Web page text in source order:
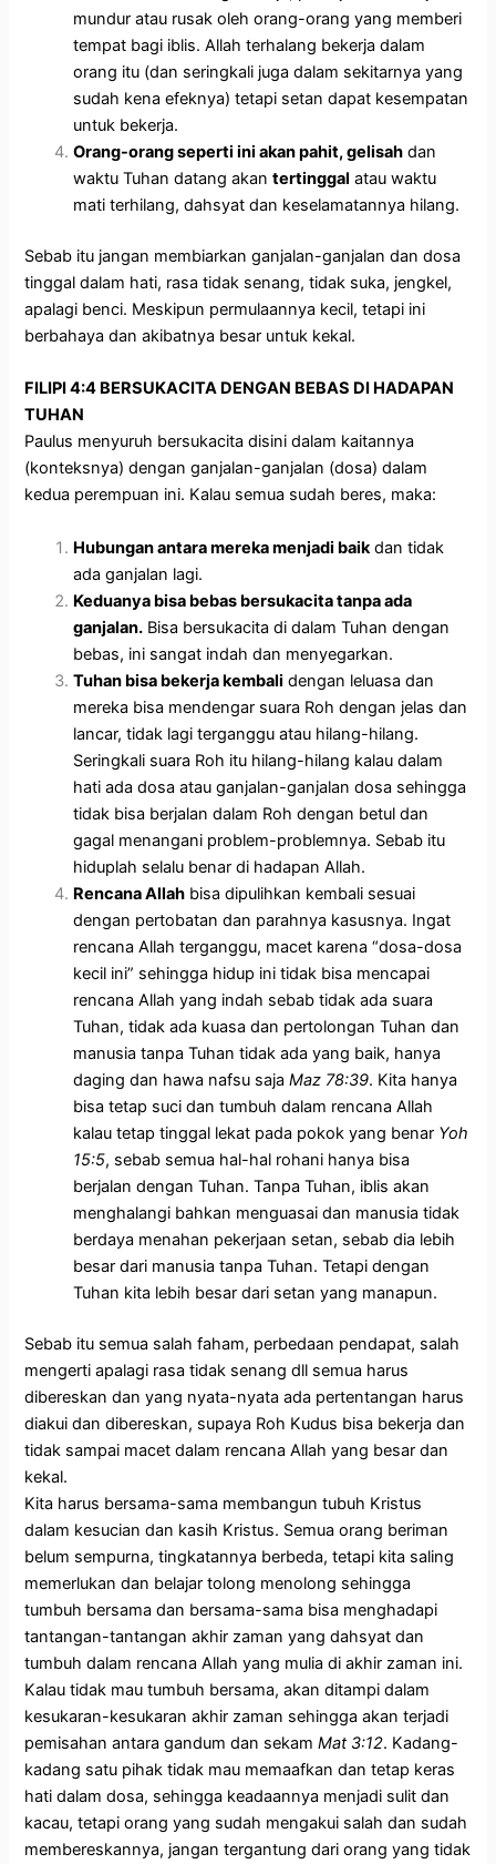
mundur atau rusak oleh orang-orang yang memberi
tempat bagi iblis. Allah terhalang bekerja dalam
orang itu (dan seringkali juga dalam sekitarnya yang
sudah kena efeknya) tetapi setan dapat kesempatan
untuk bekerja.
Orang-orang seperti ini akan pahit, gelisah dan
waktu Tuhan datang akantertinggal atau waktu
mati terhilang, dahsyat dan keselamatannya hilang.
Sebab itu jangan membiarkan ganjalan-ganjalan dan dosa
tinggal dalam hati, rasa tidak senang, tidak suka, jengkel,
apalagi benci. Meskipun permulaannya kecil, tetapi ini
berbahaya dan akibatnya besar untuk kekal.
FILIPI 4:4 BERSUKACITA DENGAN BEBAS DI HADAPAN
TUHAN
Paulus menyuruh bersukacita disini dalam kaitannya
(konteksnya) dengan ganjalan-ganjalan (dosa) dalam
kedua perempuan ini. Kalau semua sudah beres, maka:
Hubungan antara mereka menjadi baikdan tidak
ada ganjalan lagi.
Keduanya bisa bebas bersukacita tanpa ada
ganjalan. Bisa bersukacita di dalam Tuhan dengan
bebas, ini sangat indah dan menyegarkan.
Tuhan bisa bekerja kembali dengan leluasa dan
mereka bisa mendengar suara Roh dengan jelas dan
lancar, tidak lagi terganggu atau hilang-hilang.
Seringkali suara Roh itu hilang-hilang kalau dalam
hati ada dosa atau ganjalan-ganjalan dosa sehingga
tidak bisa berjalan dalam Roh dengan betul dan
gagal menangani problem-problemnya. Sebab itu
hiduplah selalu benar di hadapan Allah.
Rencana Allah bisa dipulihkan kembali sesuai
dengan pertobatan dan parahnya kasusnya. Ingat
rencana Allah terganggu, macet karena “dosa-dosa
kecil ini” sehingga hidup ini tidak bisa mencapai
rencana Allah yang indah sebab tidak ada suara
Tuhan, tidak ada kuasa dan pertolongan Tuhan dan
manusia tanpa Tuhan tidak ada yang baik, hanya
daging dan hawa nafsu sajaMaz 78:39. Kita hanya
bisa tetap suci dan tumbuh dalam rencana Allah
kalau tetap tinggal lekat pada pokok yang benar Yoh
15:5, sebab semua hal-hal rohani hanya bisa
berjalan dengan Tuhan. Tanpa Tuhan, iblis akan
menghalangi bahkan menguasai dan manusia tidak
berdaya menahan pekerjaan setan, sebab dia lebih
besar dari manusia tanpa Tuhan. Tetapi dengan
Tuhan kita lebih besar dari setan yang manapun.
Sebab itu semua salah faham, perbedaan pendapat, salah
mengerti apalagi rasa tidak senang dll semua harus
dibereskan dan yang nyata-nyata ada pertentangan harus
diakui dan dibereskan, supaya Roh Kudus bisa bekerja dan
tidak sampai macet dalam rencana Allah yang besar dan
kekal.
Kita harus bersama-sama membangun tubuh Kristus
dalam kesucian dan kasih Kristus. Semua orang beriman
belum sempurna, tingkatannya berbeda, tetapi kita saling
memerlukan dan belajar tolong menolong sehingga
tumbuh bersama dan bersama-sama bisa menghadapi
tantangan-tantangan akhir zaman yang dahsyat dan
tumbuh dalam rencana Allah yang mulia di akhir zaman ini.
Kalau tidak mau tumbuh bersama, akan ditampi dalam
kesukaran-kesukaran akhir zaman sehingga akan terjadi
pemisahan antara gandum dan sekamMat 3:12. Kadang-
kadang satu pihak tidak mau memaafkan dan tetap keras
hati dalam dosa, sehingga keadaannya menjadi sulit dan
kacau, tetapi orang yang sudah mengakui salah dan sudah
membereskannya, jangan tergantung dari orang yang tidak